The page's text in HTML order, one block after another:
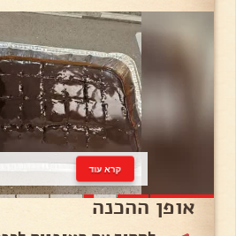
קרא עוד
אופן ההכנה